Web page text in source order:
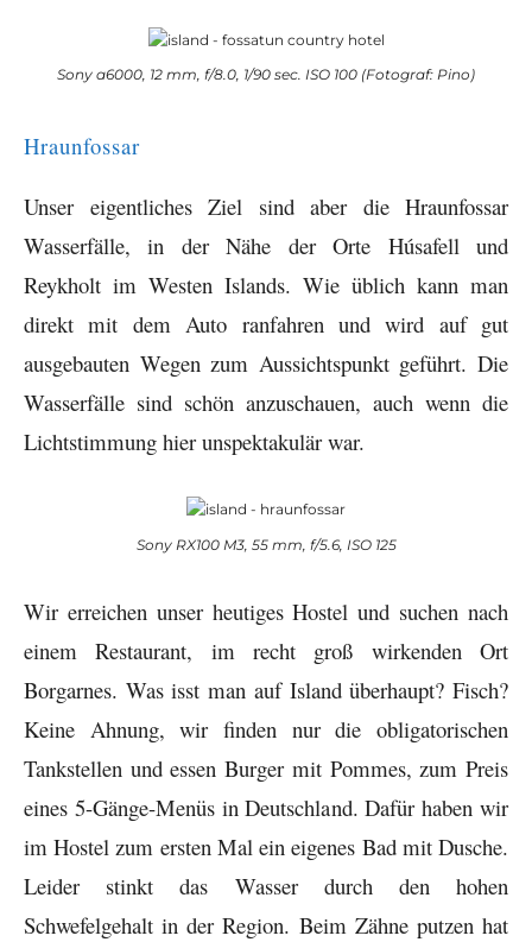
Sony a6000, 12 mm, f/8.0, 1/90 sec. ISO 100 (Fotograf: Pino)
Hraunfossar
Unser eigentliches Ziel sind aber die Hraunfossar
Wasserfälle, in der Nähe der Orte Húsafell und
Reykholt im Westen Islands. Wie üblich kann man
direkt mit dem Auto ranfahren und wird auf gut
ausgebauten Wegen zum Aussichtspunkt geführt. Die
Wasserfälle sind schön anzuschauen, auch wenn die
Lichtstimmung hier unspektakulär war.
Sony RX100 M3, 55 mm, f/5.6, ISO 125
Wir erreichen unser heutiges Hostel und suchen nach
einem Restaurant, im recht groß wirkenden Ort
Borgarnes. Was isst man auf Island überhaupt? Fisch?
Keine Ahnung, wir finden nur die obligatorischen
Tankstellen und essen Burger mit Pommes, zum Preis
eines 5-Gänge-Menüs in Deutschland. Dafür haben wir
im Hostel zum ersten Mal ein eigenes Bad mit Dusche.
Leider stinkt das Wasser durch den hohen
Schwefelgehalt in der Region. Beim Zähne putzen hat